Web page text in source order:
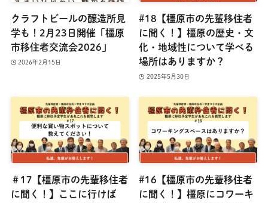
クラフトビールの醸造所見
学も！2月23日開催「橿原
市移住者交流会2026」
2026年2月15日
#18【橿原市の先輩移住者
に聞く！】橿原の歴史・文
化・地域性について学べる
場所はありますか？
2025年5月30日
＃17【橿原市の先輩移住者
に聞く！】ここに行けば
#16【橿原市の先輩移住者
に聞く！】橿原にコワーキ